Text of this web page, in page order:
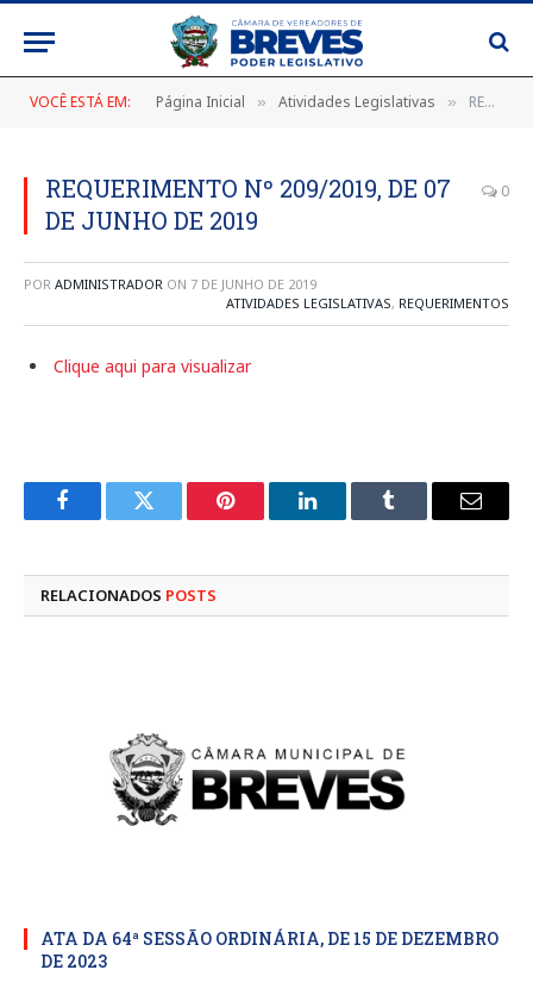
VOCÊ ESTÁ EM: Página Inicial » Atividades Legislativas » REQUERIMENTO Nº 209/2019, DE 07 DE JUNHO DE 2019
REQUERIMENTO Nº 209/2019, DE 07
DE JUNHO DE 2019
0
POR ADMINISTRADOR ON 7 DE JUNHO DE 2019
ATIVIDADES LEGISLATIVAS, REQUERIMENTOS
Clique aqui para visualizar
FacebookTwitter Pinterest LinkedInTumblr
E-
RELACIONADOS POSTS
ATA DA 64ª SESSÃO ORDINÁRIA, DE 15 DE DEZEMBRO
DE 2023